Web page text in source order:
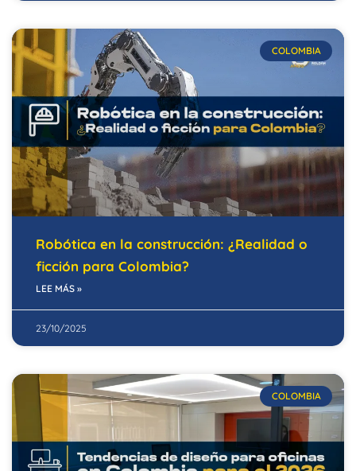
COLOMBIA
Robótica en la construcción: ¿Realidad o
ficción para Colombia?
LEE MÁS »
23/10/2025
COLOMBIA